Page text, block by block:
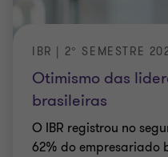
Otimismo das
brasileiras
IBR | 2° SEMESTRE
O IBR registrou no
62% do empresariado